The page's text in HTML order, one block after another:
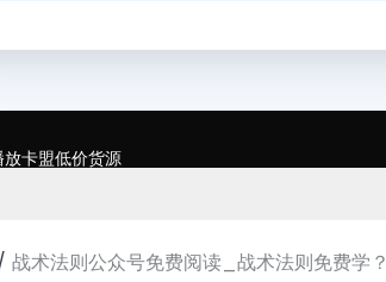
卡盟低价货源
战术法则公众号免费阅读_战术法则免费学？